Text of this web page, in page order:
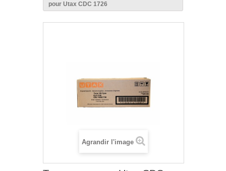
pour Utax CDC 1726
Agrandir l'image